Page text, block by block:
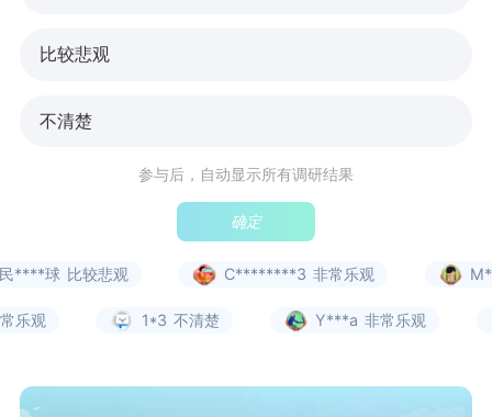
比较悲观
不清楚
参与后，自动显示所有调研结果
确定
****球 比较悲观 C********3 非常乐观
乐观 1*3 不清楚 Y***a 非常乐观